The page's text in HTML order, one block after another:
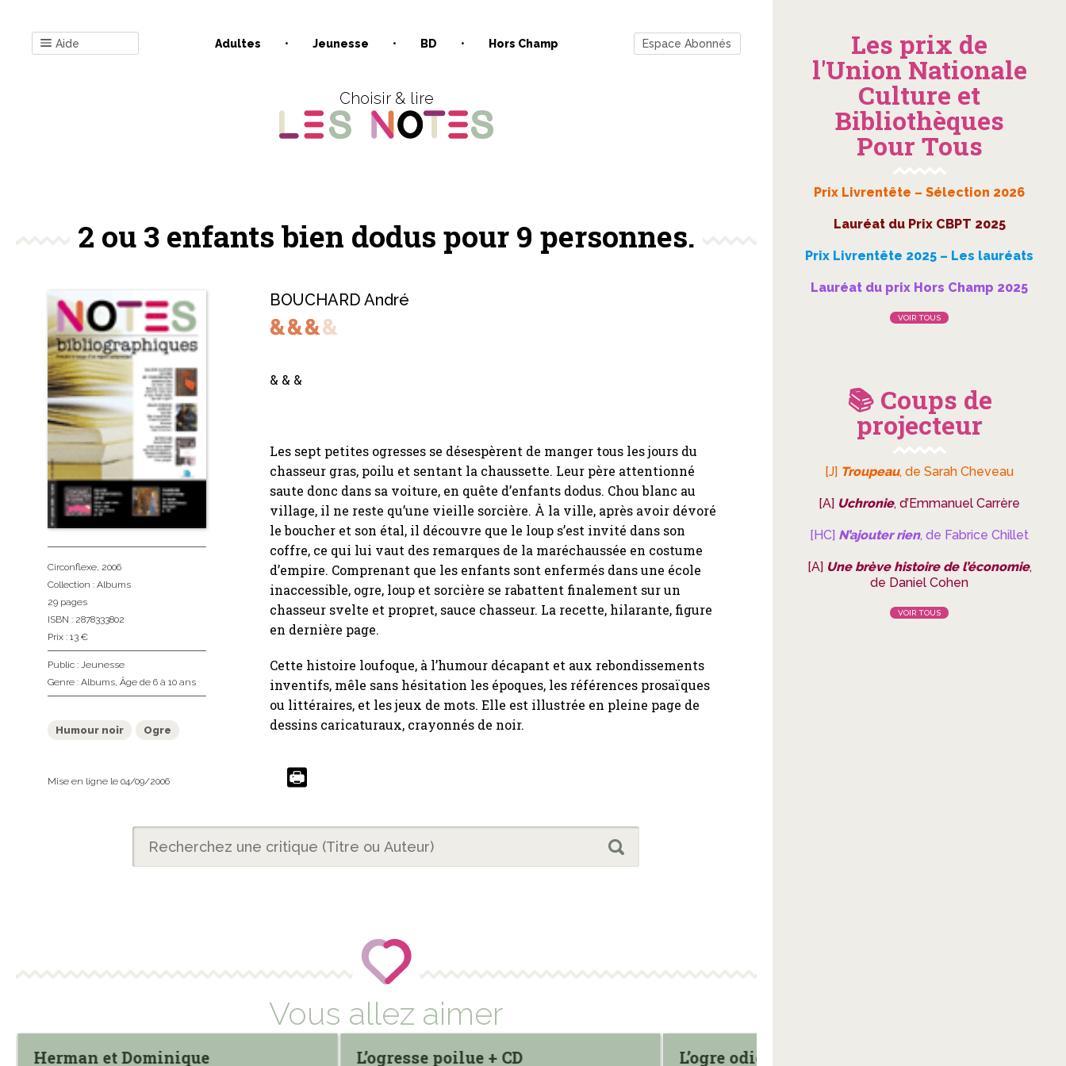
Aide Adultes Jeunesse BD Hors Champ Espace Abonnés
Choisir & lire
2 ou 3 enfants bien dodus pour 9 personnes.
BOUCHARD André
& & &
Les sept petites ogresses se désespèrent de manger tous les jours du
chasseur gras, poilu et sentant la chaussette. Leur père attentionné
saute donc dans sa voiture, en quête d’enfants dodus. Chou blanc au
village, il ne reste qu’une vieille sorcière. À la ville, après avoir dévoré
le boucher et son étal, il découvre que le loup s’est invité dans son
coffre, ce qui lui vaut des remarques de la maréchaussée en costume
d’empire. Comprenant que les enfants sont enfermés dans une école
inaccessible, ogre, loup et sorcière se rabattent finalement sur un
chasseur svelte et propret, sauce chasseur. La recette, hilarante, figure
en dernière page.
Cette histoire loufoque, à l’humour décapant et aux rebondissements
inventifs, mêle sans hésitation les époques, les références prosaïques
ou littéraires, et les jeux de mots. Elle est illustrée en pleine page de
dessins caricaturaux, crayonnés de noir.
Circonflexe, 2006
Collection : Albums
29 pages
ISBN : 2878333802
Prix : 13 €
Public : Jeunesse
Genre : Albums, Âge de 6 à 10 ans
Humour noir Ogre
Mise en ligne le 04/09/2006
Vous allez aimer
Herman et Dominique L’ogresse poilue + CD L’ogre odieux
Les prix de
l'Union Nationale
Culture et
Bibliothèques
Pour Tous
Prix Livrentête – Sélection 2026
Lauréat du Prix CBPT 2025
Prix Livrentête 2025 – Les lauréats
Lauréat du prix Hors Champ 2025
VOIR TOUS
📚 Coups de
projecteur
[J] Troupeau, de Sarah Cheveau
[A] Uchronie, d’Emmanuel Carrère
[HC] N’ajouter rien, de Fabrice Chillet
[A] Une brève histoire de l’économie,
de Daniel Cohen
VOIR TOUS